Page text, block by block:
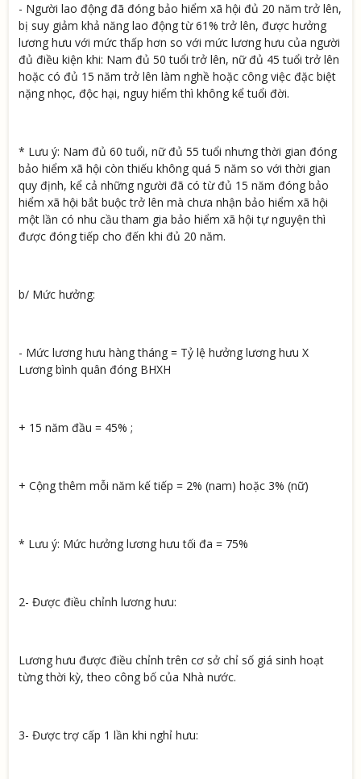
- Người lao động đã đóng bảo hiểm xã hội đủ 20 năm trở lên,
bị suy giảm khả năng lao động từ 61% trở lên, được hưởng
lương hưu với mức thấp hơn so với mức lương hưu của người
đủ điều kiện khi: Nam đủ 50 tuổi trở lên, nữ đủ 45 tuổi trở lên
hoặc có đủ 15 năm trở lên làm nghề hoặc công việc đặc biệt
nặng nhọc, độc hại, nguy hiểm thì không kể tuổi đời.
* Lưu ý: Nam đủ 60 tuổi, nữ đủ 55 tuổi nhưng thời gian đóng
bảo hiểm xã hội còn thiếu không quá 5 năm so với thời gian
quy định, kể cả những người đã có từ đủ 15 năm đóng bảo
hiểm xã hội bắt buộc trở lên mà chưa nhận bảo hiểm xã hội
một lần có nhu cầu tham gia bảo hiểm xã hội tự nguyện thì
được đóng tiếp cho đến khi đủ 20 năm.
b/ Mức hưởng:
- Mức lương hưu hàng tháng = Tỷ lệ hưởng lương hưu X
Lương bình quân đóng BHXH
+ 15 năm đầu = 45% ;
+ Cộng thêm mỗi năm kế tiếp = 2% (nam) hoặc 3% (nữ)
* Lưu ý: Mức hưởng lương hưu tối đa = 75%
2- Được điều chỉnh lương hưu:
Lương hưu được điều chỉnh trên cơ sở chỉ số giá sinh hoạt
từng thời kỳ, theo công bố của Nhà nước.
3- Được trợ cấp 1 lần khi nghỉ hưu: